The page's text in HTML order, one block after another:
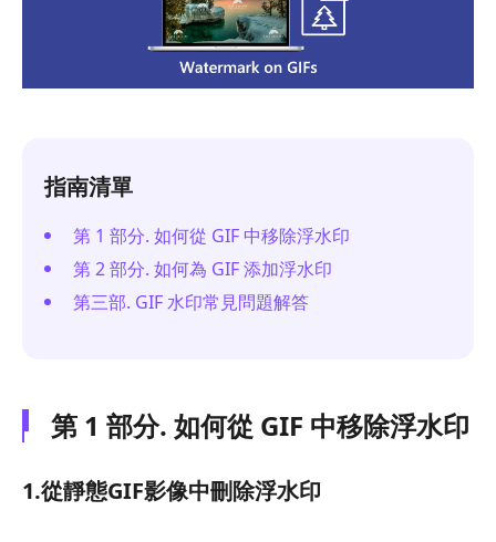
指南清單
第 1 部分. 如何從 GIF 中移除浮水印
第 2 部分. 如何為 GIF 添加浮水印
第三部. GIF 水印常見問題解答
第 1 部分. 如何從 GIF 中移除浮水印
1.從靜態GIF影像中刪除浮水印